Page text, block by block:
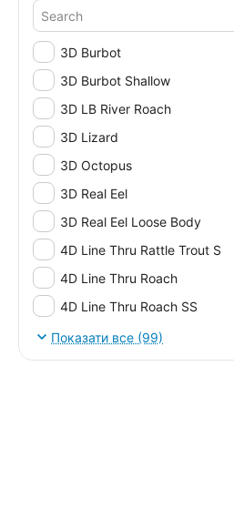
3D Burbot
3D Burbot Shallow
3D LB River Roach
3D Lizard
3D Octopus
3D Real Eel
3D Real Eel Loose Body
4D Line Thru Rattle Trout S
4D Line Thru Roach
4D Line Thru Roach SS
4D Perch Shad
4D Perch Shad SS
Показати все (99)